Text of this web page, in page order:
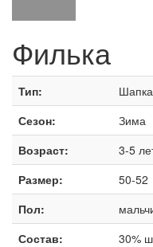
Филька
Тип:
Шапка
Сезон:
Зима
Возраст:
3-5
Размер:
50-52
Пол:
Состав:
30%